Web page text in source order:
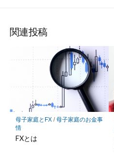
ア
マ
ー
ク
に
関連投稿
母子家庭とFX/母子家庭のお金事
情
FXとは